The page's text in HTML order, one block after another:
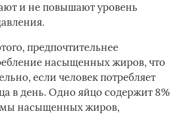
и не повышают уровень
предпочтительнее
насыщенных жиров, что
если человек потребляет
в день. Одно яйцо содержит 8%
насыщенных жиров,